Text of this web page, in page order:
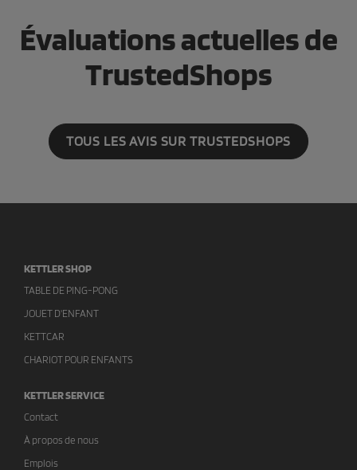
Évaluations actuelles de
TrustedShops
TOUS LES AVIS SUR TRUSTEDSHOPS
KETTLER SHOP
TABLE DE PING-PONG
JOUET D'ENFANT
KETTCAR
CHARIOT POUR ENFANTS
KETTLER SERVICE
Contact
À propos de nous
Emplois